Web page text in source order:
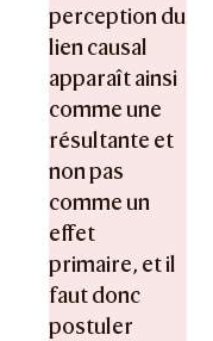
perception du
lien causal
apparaît ainsi
comme une
résultante et
non pas
comme un
effet
primaire, et il
faut donc
postuler